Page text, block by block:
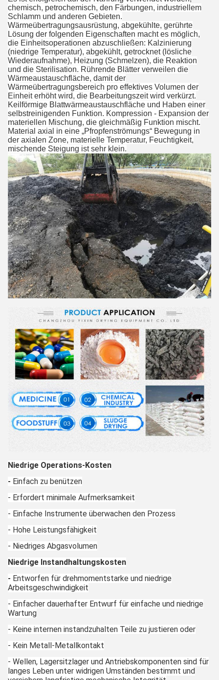
chemisch, petrochemisch, den Färbungen, industriellem
Schlamm und anderen Gebieten.
Wärmeübertragungsausrüstung, abgekühlte, gerührte
Lösung der folgenden Eigenschaften macht es möglich,
die Einheitsoperationen abzuschließen: Kalzinierung
(niedrige Temperatur), abgekühlt, getrocknet (lösliche
Wiederaufnahme), Heizung (Schmelzen), die Reaktion
und die Sterilisation. Rührende Blätter verweilen die
Wärmeaustauschfläche, damit der
Wärmeübertragungsbereich pro effektives Volumen der
Einheit erhöht wird, die Bearbeitungszeit wird verkürzt.
Keilförmige Blattwärmeaustauschfläche und Haben einer
selbstreinigenden Funktion. Kompression - Expansion der
materiellen Mischung, die gleichmäßig Funktion mischt.
Material axial in eine „Pfropfenströmungs“ Bewegung in
der axialen Zone, materielle Temperatur, Feuchtigkeit,
mischende Steigung ist sehr klein.
Niedrige Operations-Kosten
- Einfach zu benützen
- Erfordert minimale Aufmerksamkeit
- Einfache Instrumente überwachen den Prozess
- Hohe Leistungsfähigkeit
- Niedriges Abgasvolumen
Niedrige Instandhaltungskosten
- Entworfen für drehmomentstarke und niedrige
Arbeitsgeschwindigkeit
- Einfacher dauerhafter Entwurf für einfache und niedrige
Wartung
- Keine internen instandzuhalten Teile zu justieren oder
- Kein Metall-Metallkontakt
- Wellen, Lagersitzlager und Antriebskomponenten sind für
langes Leben unter widrigen Umständen bestimmt und